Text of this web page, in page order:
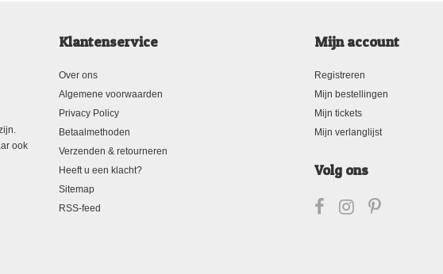
ook
Klantenservice
Over ons
Algemene voorwaarden
Privacy Policy
Betaalmethoden
Verzenden & retourneren
Heeft u een klacht?
Sitemap
RSS-feed
Mijn account
Registreren
Mijn bestellingen
Mijn tickets
Mijn verlanglijst
Volg ons